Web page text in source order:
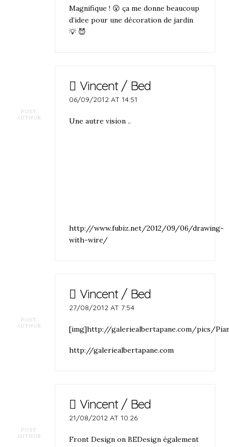
Magnifique ! 😮 ça me donne beaucoup
d’idee pour une décoration de jardin
💡 😈
POST
AUTHOR
Vincent / Bed
06/09/2012 AT 14:51
Une autre vision ..
http://www.fubiz.net/2012/09/06/drawing-
with-wire/
POST
AUTHOR
Vincent / Bed
27/08/2012 AT 7:54
[img]http://galeriealbertapane.com/pics/
http://galeriealbertapane.com
POST
AUTHOR
Vincent / Bed
21/08/2012 AT 10:26
Front Design on BEDesign également